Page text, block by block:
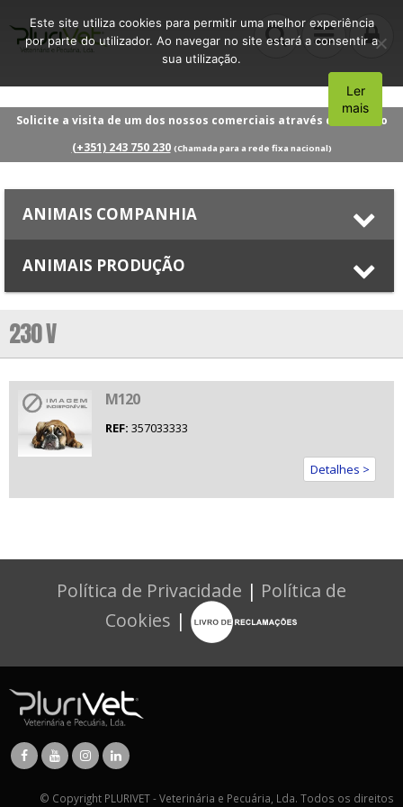
Solicite a visita de um dos nossos comerciais através do número
(+351) 243 750 230 (Chamada para a rede fixa nacional)
ANIMAIS COMPANHIA
ANIMAIS PRODUÇÃO
230 V
M120
REF: 357033333
Detalhes >
Política de Privacidade | Política de
Cookies |
© Copyright PLURIVET - Veterinária e Pecuária, Lda. Todos os direitos
Este site utiliza cookies para permitir uma melhor experiência
por parte do utilizador. Ao navegar no site estará a consentir a
sua utilização.
Aceito
Ler
mais